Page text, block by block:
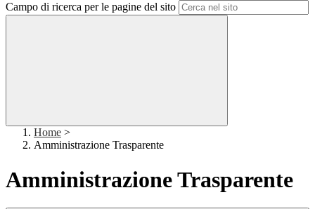
Campo di ricerca per le pagine del sito
Home >
Amministrazione Trasparente
Amministrazione Trasparente